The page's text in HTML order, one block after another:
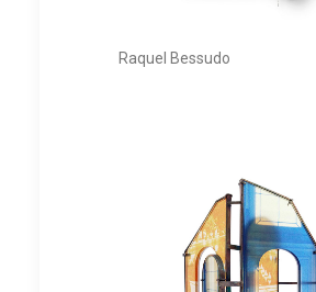
Raquel Bessudo